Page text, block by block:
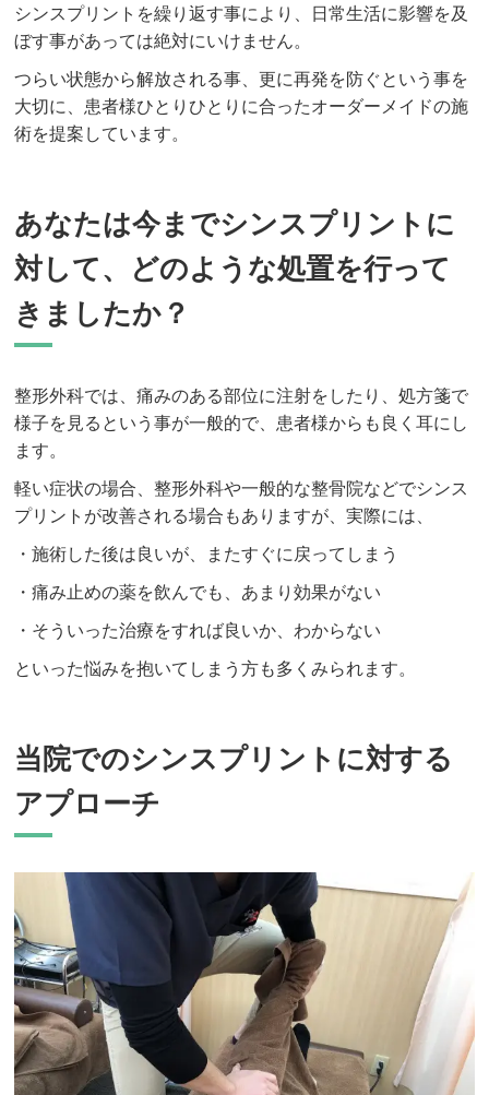
シンスプリントを繰り返す事により、日常生活に影響を及
ぼす事があっては絶対にいけません。
つらい状態から解放される事、更に再発を防ぐという事を
大切に、患者様ひとりひとりに合ったオーダーメイドの施
術を提案しています。
あなたは今までシンスプリントに
対して、どのような処置を行って
きましたか？
整形外科では、痛みのある部位に注射をしたり、処方箋で
様子を見るという事が一般的で、患者様からも良く耳にし
ます。
軽い症状の場合、整形外科や一般的な整骨院などでシンス
プリントが改善される場合もありますが、実際には、
・施術した後は良いが、またすぐに戻ってしまう
・痛み止めの薬を飲んでも、あまり効果がない
・そういった治療をすれば良いか、わからない
といった悩みを抱いてしまう方も多くみられます。
当院でのシンスプリントに対する
アプローチ